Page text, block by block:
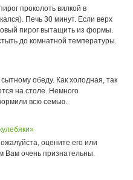
проколоть вилкой в
Печь 30 минут. Если верх
пирог вытащить из формы.
до комнатной температуры.
обеду. Как холодная, так
на столе. Немного
всю семью.
оцените его или
Вам очень признательны.